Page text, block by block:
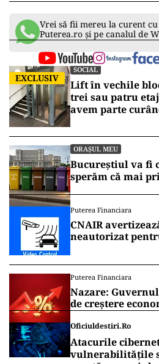
Traficul rutier este
cele șapte zone care devin
Grădina Kiseleff la
Icoanei la Grădina Cișmigiu.
Proiectul „Străzi deschise”
și 11,66 kilometri de artere
pietonale în fiecare
11.00 – 22.00, în perioada
2021.
Vrei să fii mereu la curent cu
Puterea.ro și pe canalul de
EXCLUSIV
Lift în vechile
trei sau patru
avem parte
ORAȘUL MEU
Bucureștiul va fi
sperăm că mai